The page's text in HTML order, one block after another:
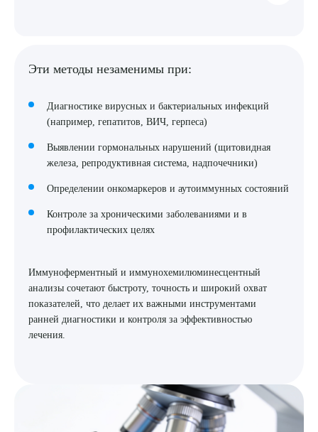
Эти методы незаменимы при:
Диагностике вирусных и бактериальных инфекций
(например, гепатитов, ВИЧ, герпеса)
Выявлении гормональных нарушений (щитовидная
железа, репродуктивная система, надпочечники)
Определении онкомаркеров и аутоиммунных состояний
Контроле за хроническими заболеваниями и в
профилактических целях
Иммуноферментный и иммунохемилюминесцентный
анализы сочетают быстроту, точность и широкий охват
показателей, что делает их важными инструментами
ранней диагностики и контроля за эффективностью
лечения.